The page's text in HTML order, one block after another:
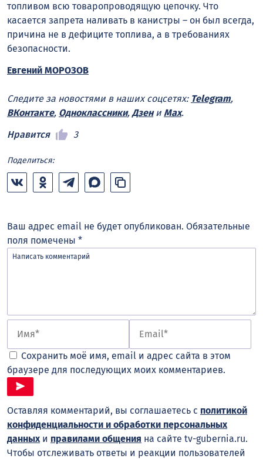
топливом всю товаропроводящую цепочку. Что
касается запрета наливать в канистры – он был всегда,
причина не в дефиците топлива, а в требованиях
безопасности.
Евгений МОРОЗОВ
Следите за новостями в наших соцсетях: Telegram,
ВКонтакте, Одноклассники, Дзени Max.
Нравится
3
Поделиться:
Ваш адрес email не будет опубликован. Обязательные
поля помечены *
Сохранить моё имя, email и адрес сайта в этом
браузере для последующих моих комментариев.
Оставляя комментарий, вы соглашаетесь с политикой
конфиденциальности и обработки персональных
данных и правилами общения на сайте tv-gubernia.ru.
Чтобы отслеживать ответы и реакции пользователей